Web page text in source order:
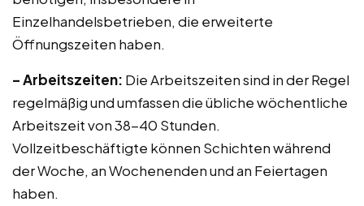
Einzelhandelsbetrieben, die erweiterte
Öffnungszeiten haben.
– Arbeitszeiten: Die Arbeitszeiten sind in der Regel
regelmäßig und umfassen die übliche wöchentliche
Arbeitszeit von 38-40 Stunden.
Vollzeitbeschäftigte können Schichten während
der Woche, an Wochenenden und an Feiertagen
haben.